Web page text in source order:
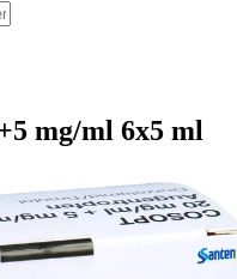
mg/ml 6x5 ml